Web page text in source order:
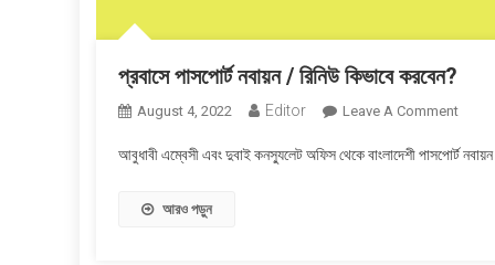
প্রবাসে পাসপোর্ট নবায়ন / রিনিউ কিভাবে করবেন?
August 4, 2022 Editor Leave A CommentOn
পাসপোর্ট
আবুধাবী এম্বেসী এবং দুবাই কনস্যুলেট অফিস থেকে বাংলাদেশী পাসপোর্ট
আরও পড়ুন